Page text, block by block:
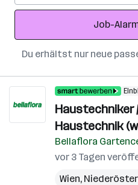
Adresse
Job-
Du erhältst nur neue
Haustechniker
Haustechnik
Bellaflora
vor 3 Tagen
Wien,